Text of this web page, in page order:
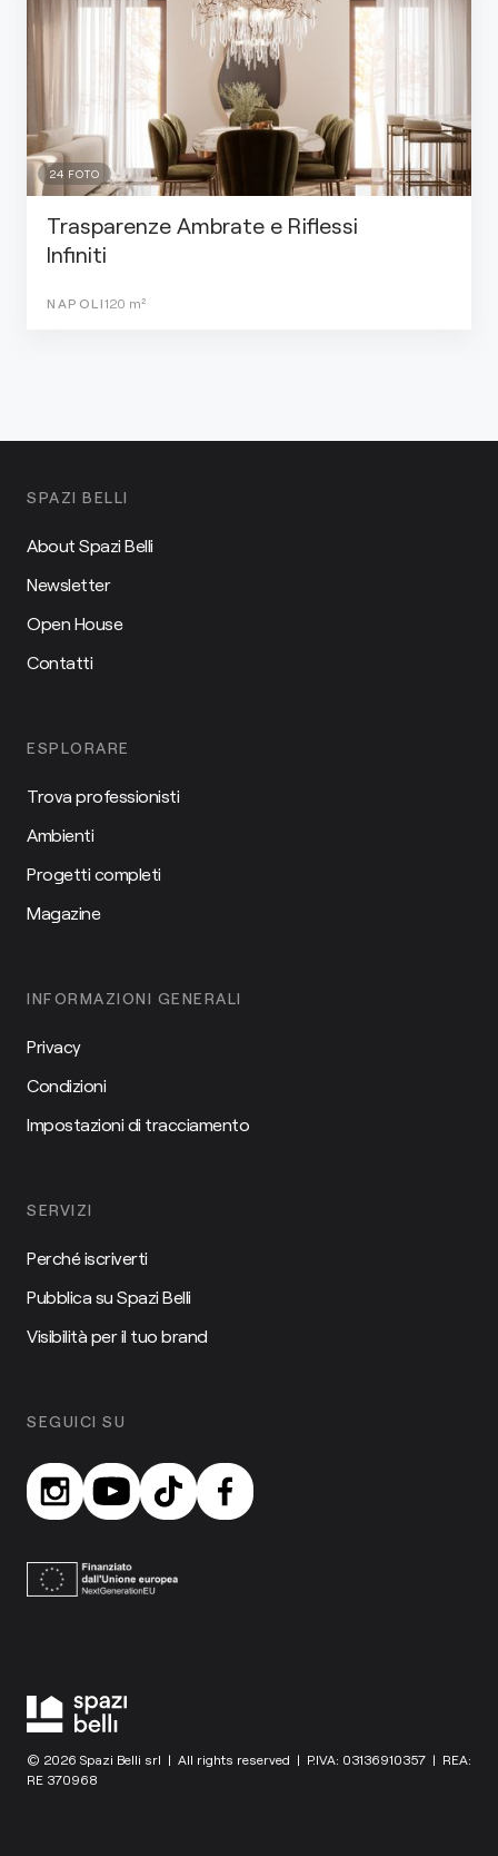
24 FOTO
Trasparenze Ambrate e Riflessi
Infiniti
NAPOLI120 m²
SPAZI BELLI
About Spazi Belli
Newsletter
Open House
Contatti
ESPLORARE
Trova professionisti
Ambienti
Progetti completi
Magazine
INFORMAZIONI GENERALI
Privacy
Condizioni
Impostazioni di tracciamento
SERVIZI
Perché iscriverti
Pubblica su Spazi Belli
Visibilità per il tuo brand
SEGUICI SU
© 2026 Spazi Belli srl | All rights reserved | P.IVA: 03136910357 | REA:
RE 370968